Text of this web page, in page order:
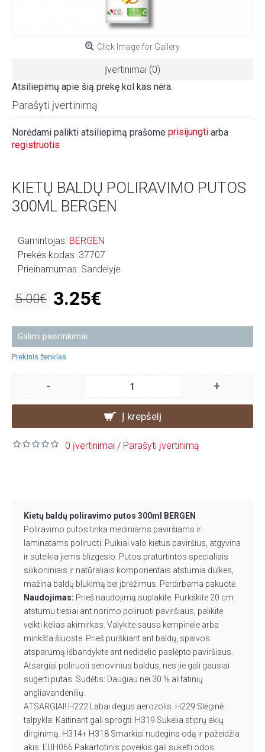
Click Image for Gallery
Įvertinimai (0)
Atsiliepimų apie šią prekę kol kas nėra.
Parašyti įvertinimą
Norėdami palikti atsiliepimą prašome prisijungti arba
registruotis
KIETŲ BALDŲ POLIRAVIMO PUTOS
300ML BERGEN
Gamintojas: BERGEN
Prekės kodas: 37707
Prieinamumas: Sandėlyje
5.00€ 3.25€
Galimi pasirinkimai
Prekinis ženklas
- +
Į krepšelį
0 įvertinimai / Parašyti įvertinimą
Kietų baldų poliravimo putos 300ml BERGEN
Poliravimo putos tinka mediniams paviršiams ir
laminatams poliruoti. Puikiai valo kietus paviršius, atgyvina
ir suteikia jiems blizgesio. Putos praturtintos specialiais
silikoniniais ir natūraliais komponentais atstumia dulkes,
mažina baldų blukimą bei įbrėžimus. Perdirbama pakuotė.
Naudojimas: Prieš naudojimą suplakite. Purkškite 20 cm
atstumu tiesiai ant norimo poliruoti paviršiaus, palikite
veikti kelias akimirkas. Valykite sausa kempinėle arba
minkšta šluoste. Prieš purškiant ant baldų, spalvos
atsparumą išbandykite ant nedidelio paslėpto paviršiaus.
Atsargiai poliruoti senovinius baldus, nes jie gali gausiai
sugerti putas. Sudėtis: Daugiau nei 30 % alifatinių
angliavandenilių.
ATSARGIAI! H222 Labai degus aerozolis. H229 Slėginė
talpykla: Kaitinant gali sprogti. H319 Sukelia stiprų akių
dirginimą. H314+ H318 Smarkiai nudegina odą ir pažeidžia
akis. EUH066 Pakartotinis poveikis gali sukelti odos